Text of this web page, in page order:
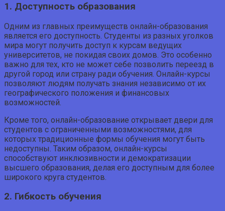
1. Доступность образования
Одним из главных преимуществ онлайн-образования
является его доступность. Студенты из разных уголков
мира могут получить доступ к курсам ведущих
университетов, не покидая своих домов. Это особенно
важно для тех, кто не может себе позволить переезд в
другой город или страну ради обучения. Онлайн-курсы
позволяют людям получать знания независимо от их
географического положения и финансовых
возможностей.
Кроме того, онлайн-образование открывает двери для
студентов с ограниченными возможностями, для
которых традиционные формы обучения могут быть
недоступны. Таким образом, онлайн-курсы
способствуют инклюзивности и демократизации
высшего образования, делая его доступным для более
широкого круга студентов.
2. Гибкость обучения